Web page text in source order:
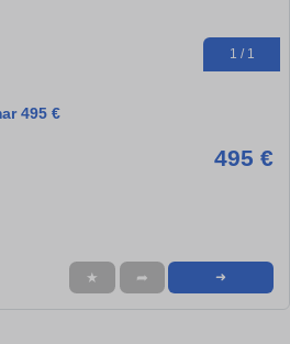
1 / 1
495 €
495 €
★ ➦ ➜